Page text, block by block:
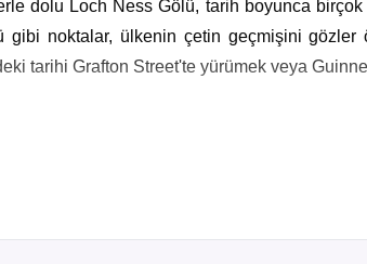
dolu Loch Ness Gölü, tarih boyunca birçok
gibi noktalar, ülkenin çetin geçmişini gözler
tarihi Grafton Street'te yürümek veya
de geleneksel Kelt müziği ve dansıyla
dokuya sahiptir. Hediyelik eşya olarak İskoç